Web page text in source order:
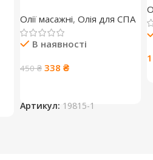
Олії масажні, Олія для СПА
В наявності
450₴ Оригінальна
338 ₴Поточна
Артикул: 19815-1